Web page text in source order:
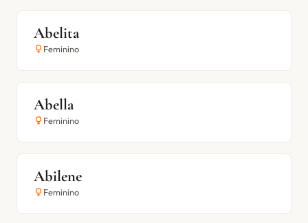
Abelita
Feminino
Abella
Feminino
Abilene
Feminino